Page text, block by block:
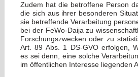
Zudem hat die betroffene Person
die sich aus ihrer besonderen
sie betreffende Verarbeitung
bei der FeWo-Daija zu
Forschungszwecken oder zu
Art. 89 Abs. 1 DS-GVO erfolgen,
es sei denn, eine solche
im öffentlichen Interesse liegenden